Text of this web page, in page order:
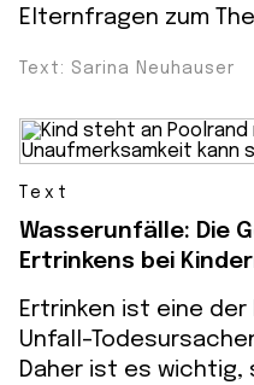
Elternfragen zum
Text: Sarina Neuhauser
Text
Wasserunfälle: Die
Ertrinkens bei
Ertrinken ist eine
Unfall-
Daher ist es